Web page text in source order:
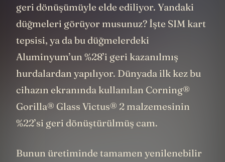
toplanan balık ağlarının ve plastik şişelerin
geri dönüşümüyle elde ediliyor. Yandaki
düğmeleri görüyor musunuz? İşte SIM kart
tepsisi, ya da bu düğmelerdeki
Aluminyum’un %28’i geri kazanılmış
hurdalardan yapılıyor. Dünyada ilk kez bu
cihazın ekranında kullanılan Corning®
Gorilla® Glass Victus® 2 malzemesinin